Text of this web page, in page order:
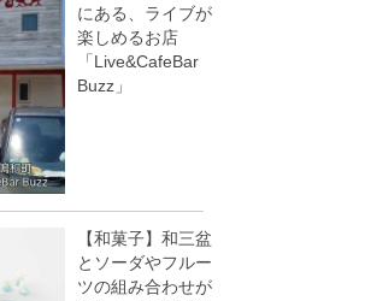
にある、ライブが
楽しめるお店
「Live&CafeBar
Buzz」
【和菓子】和三盆
とソーダやフルー
ツの組み合わせが